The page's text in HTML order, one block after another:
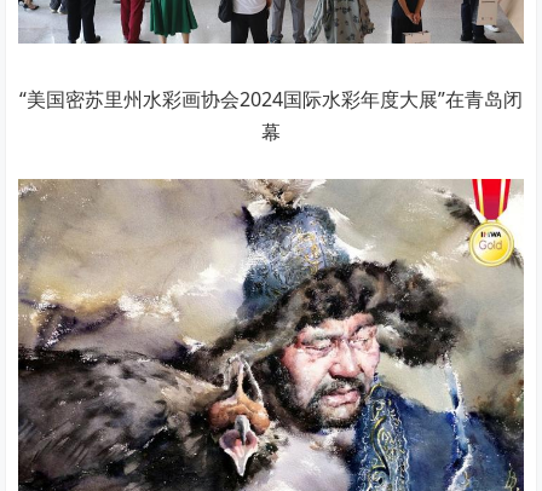
“美国密苏里州水彩画协会2024国际水彩年度大展”在青岛闭
幕